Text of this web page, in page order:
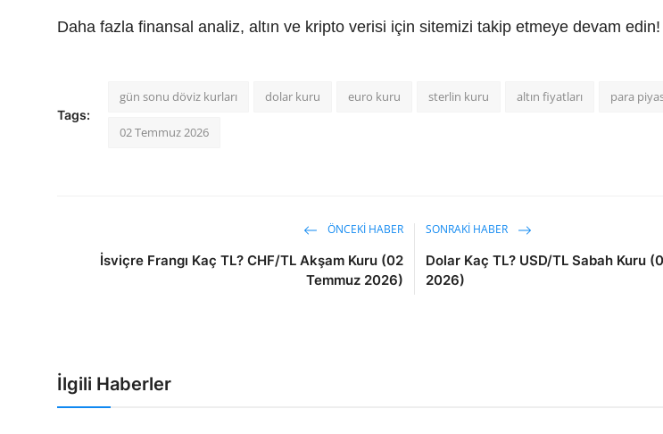
Daha fazla finansal analiz, altın ve kripto verisi için sitemizi takip etmeye devam edin!
Tags:
gün sonu döviz kurları dolar kuru euro kuru sterlin kuru altın fiyatları para
02 Temmuz 2026
ÖNCEKI HABER
İsviçre Frangı Kaç TL? CHF/TL Akşam Kuru (02
Temmuz 2026)
SONRAKI HABER
Dolar Kaç TL? USD/TL Sabah Kuru
2026)
İlgili Haberler